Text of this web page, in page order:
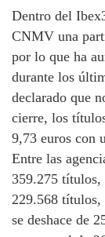
Dentro del
CNMV una
por lo que ha
durante los
declarado que
cierre, los
9,73 euros con
Entre las
359.275
229.568
se deshace de